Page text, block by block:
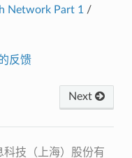
Network Part 1/
反馈
Next
技（上海）股份有